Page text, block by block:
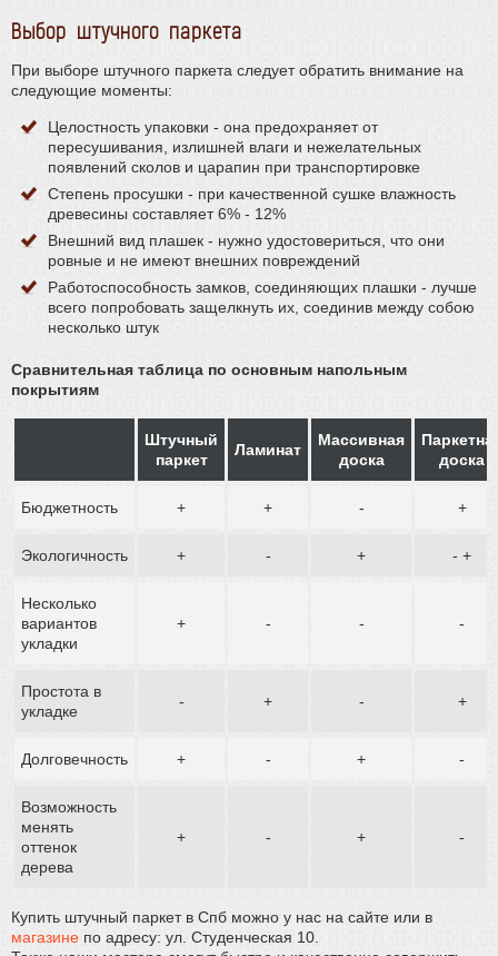
Выбор штучного паркета
При выборе штучного паркета следует обратить внимание на
следующие моменты:
Целостность упаковки - она предохраняет от
пересушивания, излишней влаги и нежелательных
появлений сколов и царапин при транспортировке
Степень просушки - при качественной сушке влажность
древесины составляет 6% - 12%
Внешний вид плашек - нужно удостовериться, что они
ровные и не имеют внешних повреждений
Работоспособность замков, соединяющих плашки - лучше
всего попробовать защелкнуть их, соединив между собою
несколько штук
Сравнительная таблица по основным напольным
покрытиям
Штучный
паркет
Ламинат
Массивная
доска
доска
Бюджетность + + - +
Экологичность + - + - +
Несколько
вариантов
укладки
+ - - -
Простота в
укладке
- + - +
Долговечность + - + -
Возможность
менять
оттенок
дерева
+ - + -
Купить штучный паркет в Спб можно у нас на сайте или в
магазине по адресу: ул. Студенческая 10.